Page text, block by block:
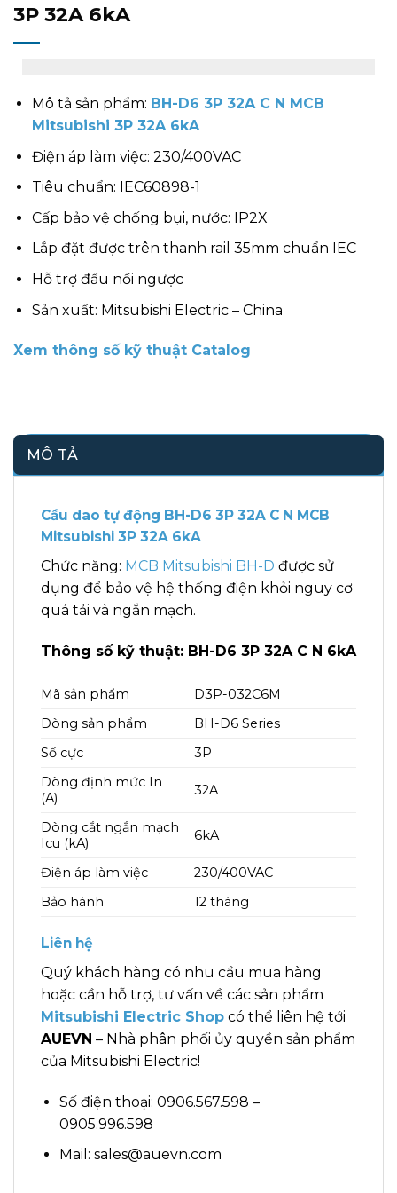
3P 32A 6kA
Mô tả sản phẩm: BH-D6 3P 32A C N MCB
Mitsubishi 3P 32A 6kA
Điện áp làm việc: 230/400VAC
Tiêu chuẩn: IEC60898-1
Cấp bảo vệ chống bụi, nước: IP2X
Lắp đặt được trên thanh rail 35mm chuẩn IEC
Hỗ trợ đấu nối ngược
Sản xuất: Mitsubishi Electric – China
Xem thông số kỹ thuật Catalog
MÔ TẢ
Cầu dao tự động BH-D6 3P 32A C N MCB
Mitsubishi 3P 32A 6kA
Chức năng: MCB Mitsubishi BH-D được sử
dụng để bảo vệ hệ thống điện khỏi nguy cơ
quá tải và ngắn mạch.
Thông số kỹ thuật: BH-D6 3P 32A C N 6kA
Mã sản phẩm
D3P-032C6M
Dòng sản phẩm
BH-D6 Series
Số cực
3P
Dòng định mức In
(A)
32A
Dòng cắt ngắn mạch
Icu (kA)
6kA
Điện áp làm việc
230/400VAC
Bảo hành
12 tháng
Liên hệ
Quý khách hàng có nhu cầu mua hàng
hoặc cần hỗ trợ, tư vấn về các sản phẩm
Mitsubishi Electric Shop có thể liên hệ tới
AUEVN – Nhà phân phối ủy quyền sản phẩm
của Mitsubishi Electric!
Số điện thoại: 0906.567.598 –
0905.996.598
Mail: sales@auevn.com